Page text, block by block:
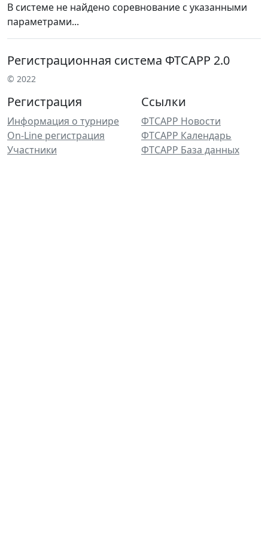
В системе не найдено соревнование с указанными
параметрами...
Регистрационная система ФТСАРР 2.0
© 2022
Регистрация
Информация о турнире
On-Line регистрация
Участники
Ссылки
ФТСАРР Новости
ФТСАРР Календарь
ФТСАРР База данных